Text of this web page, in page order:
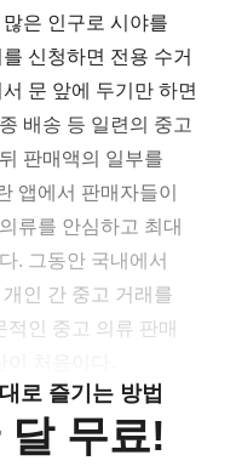
은 인구로 시야를
신청하면 전용 수거
문 앞에 두기만 하면
배송 등 일련의 중고
판매액의 일부를
앱에서 판매자들이
류를 안심하고 최대
. 그동안 국내에서
인 간 중고 거래를
인 중고 의류 판매
로 즐기는 방법
무료!